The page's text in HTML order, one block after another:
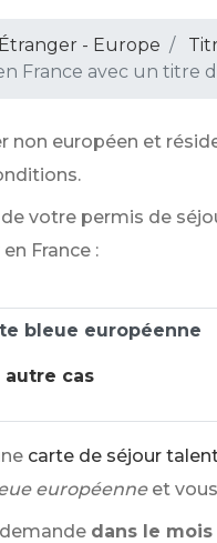
Étranger - Europe
France avec un titre
non européen et
votre permis de
France :
bleue européenne
autre cas
carte de séjour
européenne et
dans le